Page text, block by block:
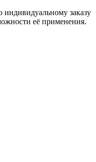
заказу
её применения.